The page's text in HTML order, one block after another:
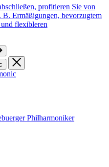
profitieren Sie von
Ermäßigungen, bevorzugtem
flexibleren
Philharmoniker